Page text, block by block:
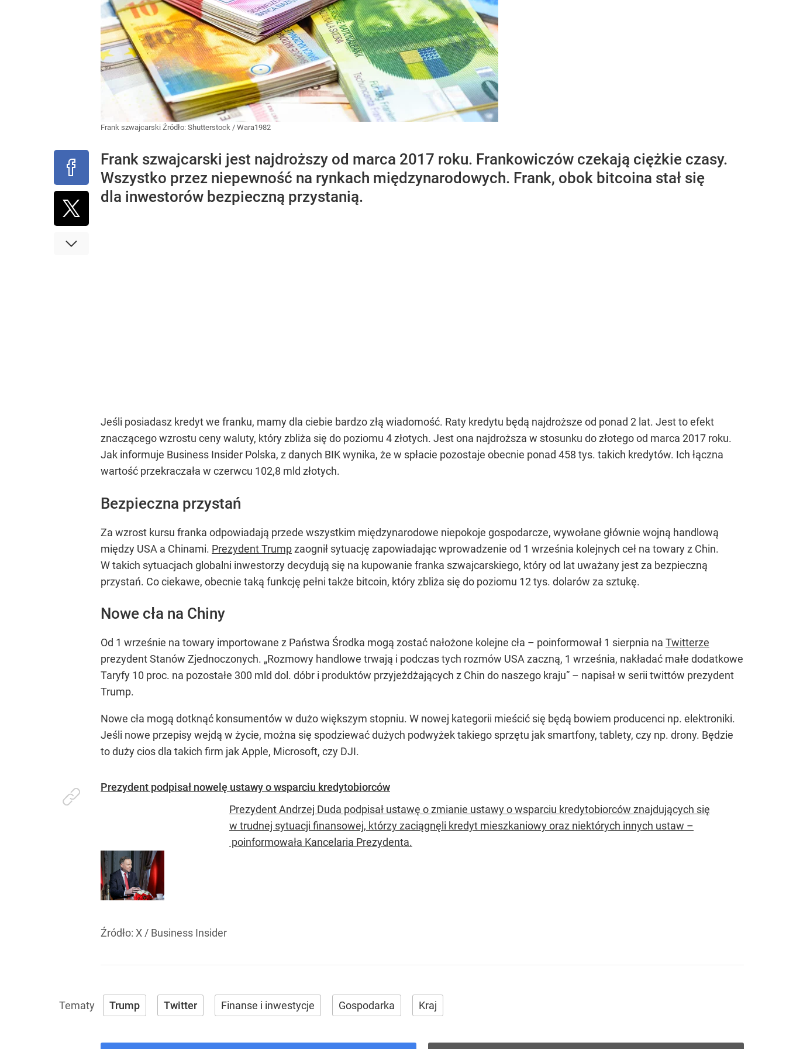
Frank szwajcarski Źródło: Shutterstock / Wara1982
Frank szwajcarski jest najdroższy od marca 2017 roku. Frankowiczów czekają ciężkie czasy.
Wszystko przez niepewność na rynkach międzynarodowych. Frank, obok bitcoina stał się
dla inwestorów bezpieczną przystanią.
Jeśli posiadasz kredyt we franku, mamy dla ciebie bardzo złą wiadomość. Raty kredytu będą najdroższe od ponad 2 lat. Jest to efekt
znaczącego wzrostu ceny waluty, który zbliża się do poziomu 4 złotych. Jest ona najdroższa w stosunku do złotego od marca 2017 roku.
Jak informuje Business Insider Polska, z danych BIK wynika, że w spłacie pozostaje obecnie ponad 458 tys. takich kredytów. Ich łączna
wartość przekraczała w czerwcu 102,8 mld złotych.
Bezpieczna przystań
Za wzrost kursu franka odpowiadają przede wszystkim międzynarodowe niepokoje gospodarcze, wywołane głównie wojną handlową
między USA a Chinami. Prezydent Trumpzaognił sytuację zapowiadając wprowadzenie od 1 września kolejnych ceł na towary z Chin.
W takich sytuacjach globalni inwestorzy decydują się na kupowanie franka szwajcarskiego, który od lat uważany jest za bezpieczną
przystań. Co ciekawe, obecnie taką funkcję pełni także bitcoin, który zbliża się do poziomu 12 tys. dolarów za sztukę.
Nowe cła na Chiny
Od 1 wrześnie na towary importowane z Państwa Środka mogą zostać nałożone kolejne cła – poinformował 1 sierpnia na Twitterze
prezydent Stanów Zjednoczonych. „Rozmowy handlowe trwają i podczas tych rozmów USA zaczną, 1 września, nakładać małe dodatkowe
Taryfy 10 proc. na pozostałe 300 mld dol. dóbr i produktów przyjeżdżających z Chin do naszego kraju” – napisał w serii twittów prezydent
Trump.
Nowe cła mogą dotknąć konsumentów w dużo większym stopniu. W nowej kategorii mieścić się będą bowiem producenci np. elektroniki.
Jeśli nowe przepisy wejdą w życie, można się spodziewać dużych podwyżek takiego sprzętu jak smartfony, tablety, czy np. drony. Będzie
to duży cios dla takich firm jak Apple, Microsoft, czy DJI.
Prezydent podpisał nowelę ustawy o wsparciu kredytobiorców
Prezydent Andrzej Duda podpisał ustawę o zmianie ustawy o wsparciu kredytobiorców znajdujących się
w trudnej sytuacji finansowej, którzy zaciągnęli kredyt mieszkaniowy oraz niektórych innych ustaw –
poinformowała Kancelaria Prezydenta.
Źródło: X / Business Insider
Trump Twitter Finanse i inwestycje Gospodarka Kraj